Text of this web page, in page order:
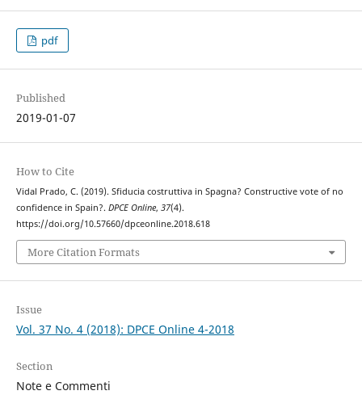
pdf
Published
2019-01-07
How to Cite
Vidal Prado, C. (2019). Sfiducia costruttiva in Spagna? Constructive vote of no
confidence in Spain?. DPCE Online, 37(4).
https://doi.org/10.57660/dpceonline.2018.618
More Citation Formats
Issue
Vol. 37 No. 4 (2018): DPCE Online 4-2018
Section
Note e Commenti